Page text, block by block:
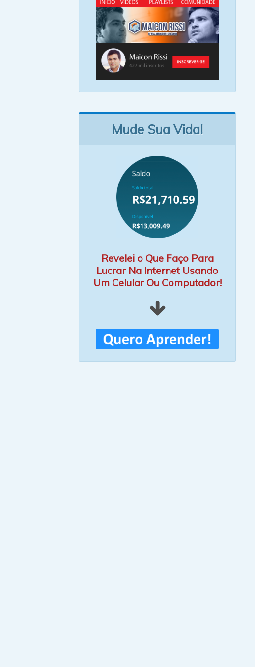
Mude Sua Vida!
Revelei o Que Faço Para
Lucrar Na Internet Usando
Um Celular Ou Computador!